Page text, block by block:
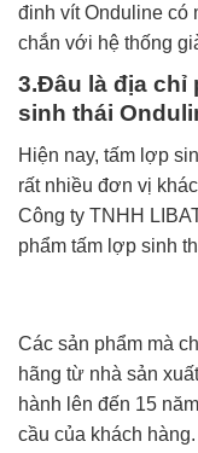
đinh vít Onduline có
chắn với hệ thống
3.Đâu là địa chỉ
sinh thái
Hiện nay, tấm lợp
rất nhiều đơn vị
Công ty TNHH
phẩm tấm lợp sinh
Các sản phẩm mà
hãng từ nhà sản
hành lên đến 15
cầu của khách hàng.